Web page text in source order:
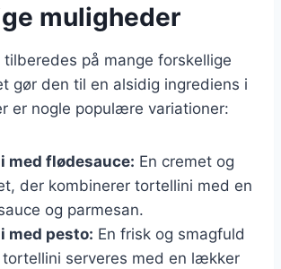
muligheder
på mange forskellige
gør den til en alsidig ingrediens i
er nogle populære variationer:
med flødesauce: En cremet og
der kombinerer tortellini med en
og parmesan.
med pesto: En frisk og smagfuld
tortellini serveres med en lækker